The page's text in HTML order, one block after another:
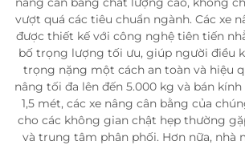
vượt quá các tiêu chuẩn ngành. Các xe
được thiết kế với công nghệ tiên tiến
bố trọng lượng tối ưu, giúp người điều
trọng nặng một cách an toàn và hiệu
nâng tối đa lên đến 5.000 kg và bán
1,5 mét, các xe nâng cân bằng của
cho các không gian chật hẹp thường
và trung tâm phân phối. Hơn nữa, nhà